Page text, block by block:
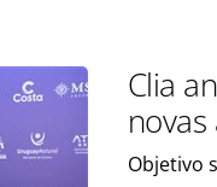
Clia
novas
Objetivo